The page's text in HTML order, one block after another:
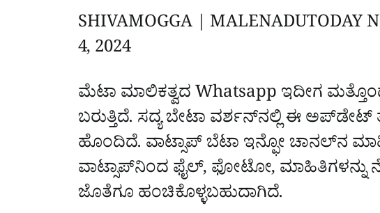
SHIVAMOGGA | MALENADUTODAY
4, 2024
ಮೆಟಾ ಮಾಲಿಕತ್ವದ Whatsapp ಇದೀಗ
ಬರುತ್ತಿದೆ. ಸದ್ಯ ಬೇಟಾ ವರ್ಶನ್‌ನಲ್ಲಿ ಈ ಅಪ್‌ಡೇಟ್‌
ಹೊಂದಿದೆ. ವಾಟ್ಸಾಪ್‌ ಬೆಟಾ ಇನ್ಫೋ ಚಾನಲ್‌ನ
ವಾಟ್ಸಾಪ್‌ನಿಂದ ಫೈಲ್‌, ಫೋಟೋ, ಮಾಹಿತಿಗಳನ್ನು
ಜೊತೆಗೂ ಹಂಚಿಕೊಳ್ಳಬಹುದಾಗಿದೆ.